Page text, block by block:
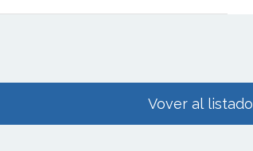
Vover al